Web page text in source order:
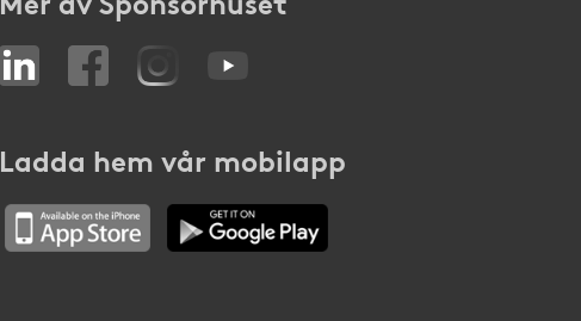
Ladda hem vår mobilapp